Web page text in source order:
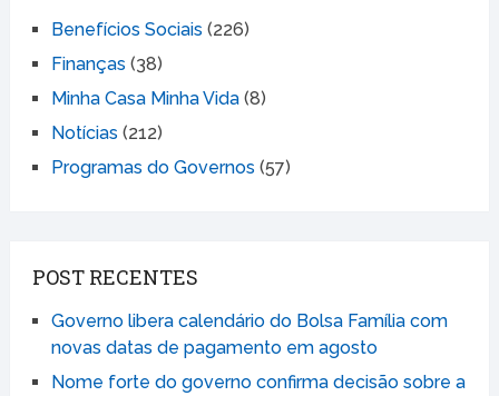
Benefícios Sociais (226)
Finanças (38)
Minha Casa Minha Vida(8)
Notícias (212)
Programas do Governos (57)
POST RECENTES
Governo libera calendário do Bolsa Família com
novas datas de pagamento em agosto
Nome forte do governo confirma decisão sobre a